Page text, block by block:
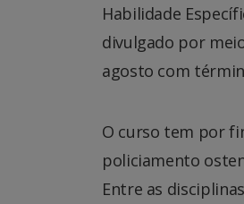
Habilidade
divulgado por
agosto com
O curso tem por
policiamento
Entre as